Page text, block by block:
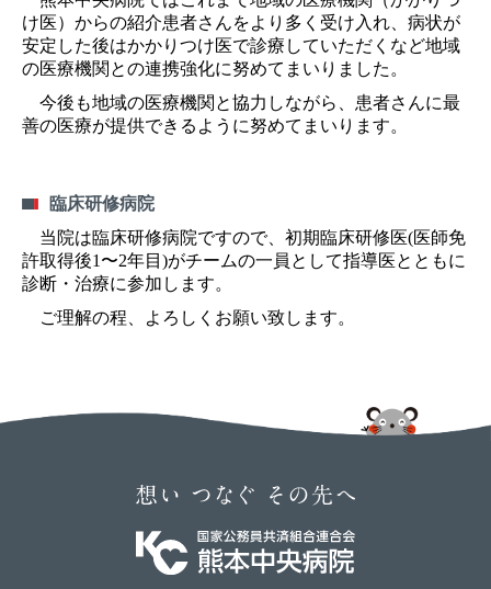
け医）からの紹介患者さんをより多く受け入れ、病状が
安定した後はかかりつけ医で診療していただくなど地域
の医療機関との連携強化に努めてまいりました。
今後も地域の医療機関と協力しながら、患者さんに最
善の医療が提供できるように努めてまいります。
臨床研修病院
当院は臨床研修病院ですので、初期臨床研修医(医師免
許取得後1〜2年目)がチームの一員として指導医とともに
診断・治療に参加します。
ご理解の程、よろしくお願い致します。